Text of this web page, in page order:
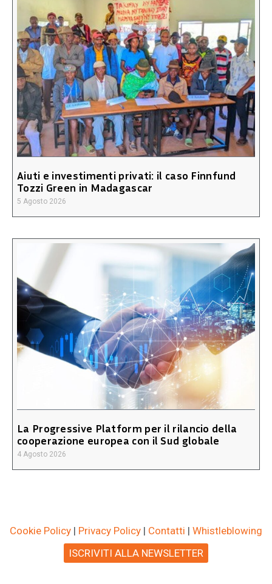
Aiuti e investimenti privati: il caso Finnfund
Tozzi Green in Madagascar
5 Agosto 2026
La Progressive Platform per il rilancio della
cooperazione europea con il Sud globale
4 Agosto 2026
Cookie Policy | Privacy Policy | Contatti | Whistleblowing
ISCRIVITI ALLA NEWSLETTER